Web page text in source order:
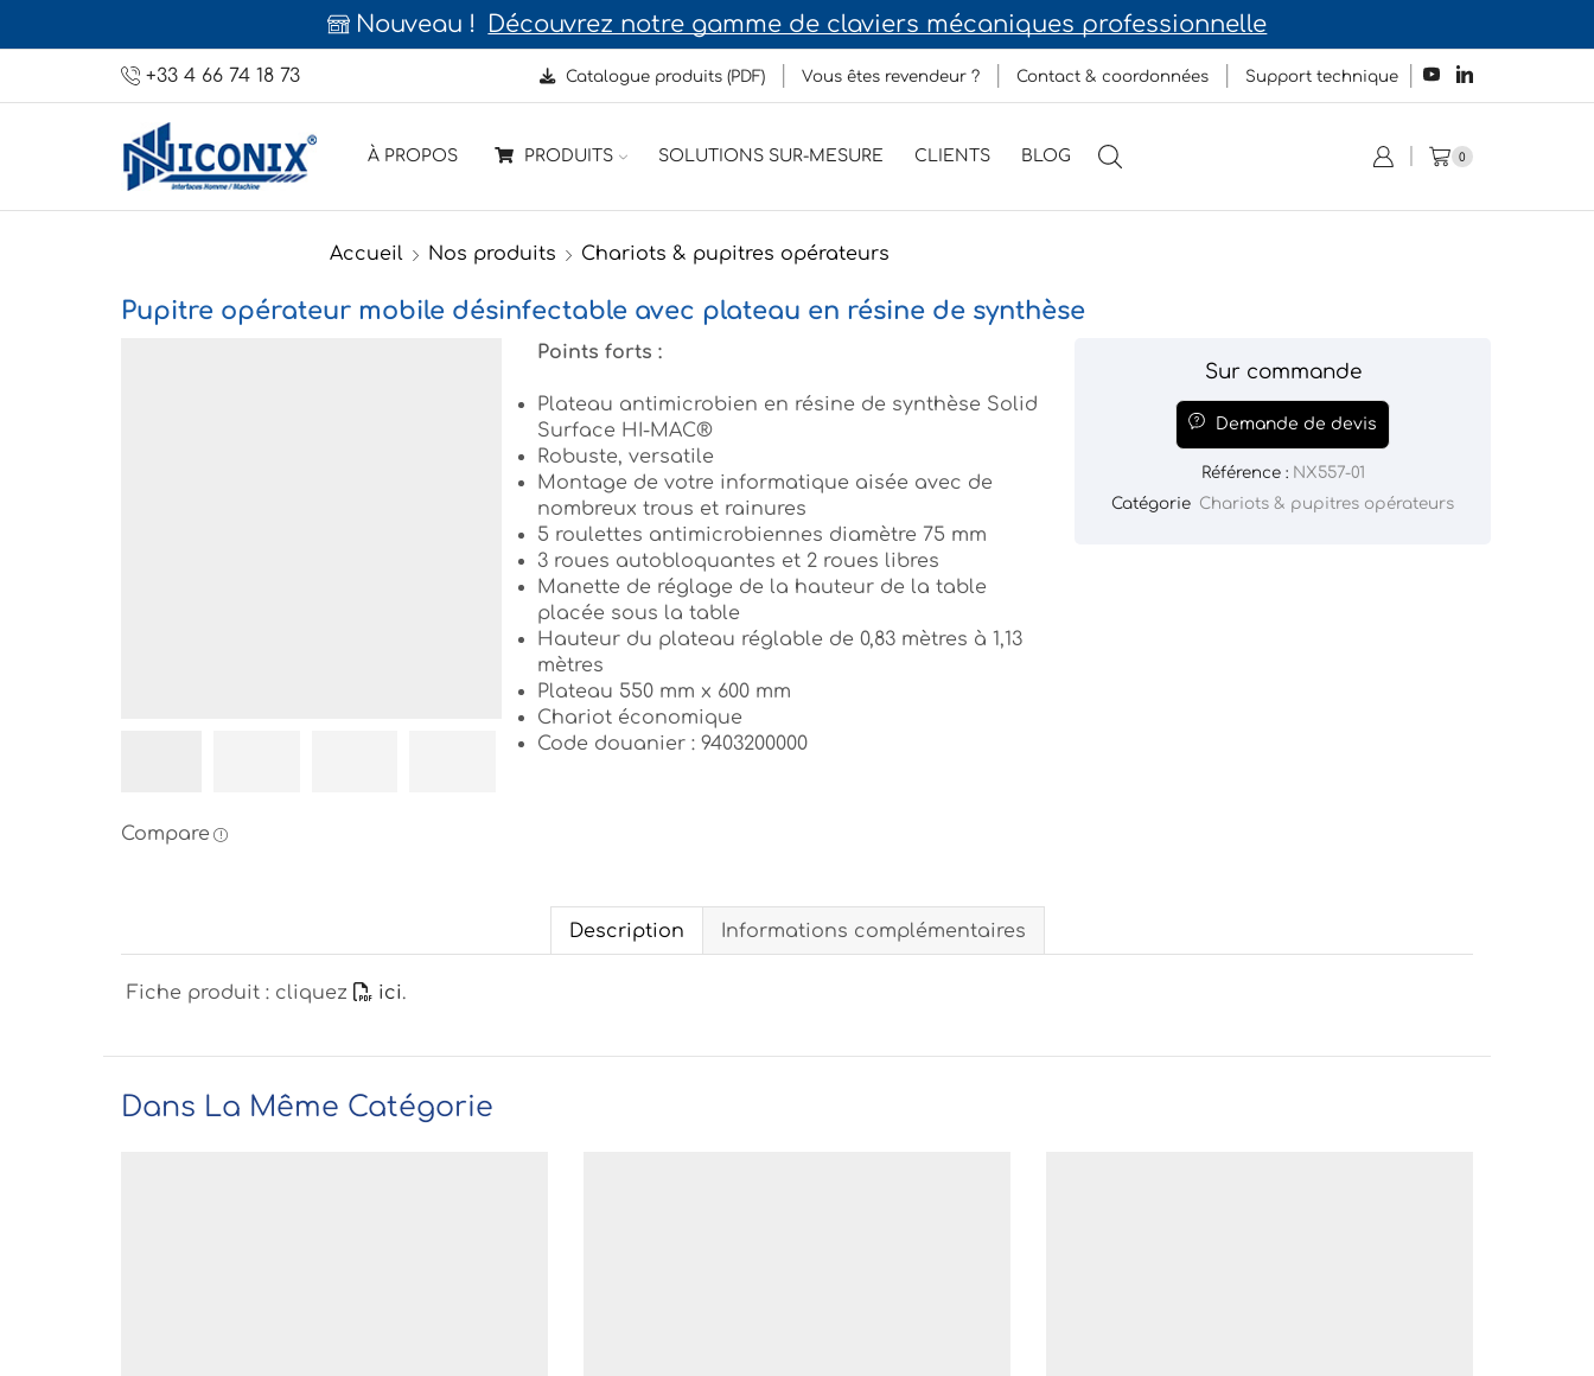
claviers mécaniques professionnelle Découvrez notre site dédié au domaine médical
+33 4 66 74 18 73 Catalogue produits (PDF) Vous êtes revendeur ? Contact & coordonnées Support technique
À PROPOS PRODUITS SOLUTIONS SUR-MESURE CLIENTS BLOG 0
Accueil Nos produits Chariots & pupitres opérateurs
Pupitre opérateur mobile désinfectable avec plateau en résine de synthèse
Compare
Points forts :
Plateau antimicrobien en résine de synthèse Solid
Surface HI-MAC®
Robuste, versatile
Montage de votre informatique aisée avec de
nombreux trous et rainures
5 roulettes antimicrobiennes diamètre 75 mm
3 roues autobloquantes et 2 roues libres
Manette de réglage de la hauteur de la table
placée sous la table
Hauteur du plateau réglable de 0,83 mètres à 1,13
mètres
Plateau 550 mm x 600 mm
Chariot économique
Code douanier : 9403200000
Sur commande
Demande de devis
Référence : NX557-01
Catégorie Chariots & pupitres opérateurs
Description Informations complémentaires
Fiche produit : cliquez ici.
Dans La Même Catégorie